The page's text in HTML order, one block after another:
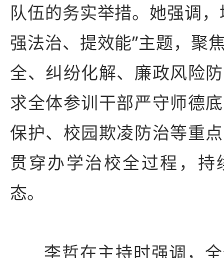
队伍的务实举措。她强调
强法治、提效能”主题，聚
全、纠纷化解、廉政风险
求全体参训干部严守师德
保护、校园欺凌防治等重
贯穿办学治校全过程，持
态。
李哲在主持时强调，